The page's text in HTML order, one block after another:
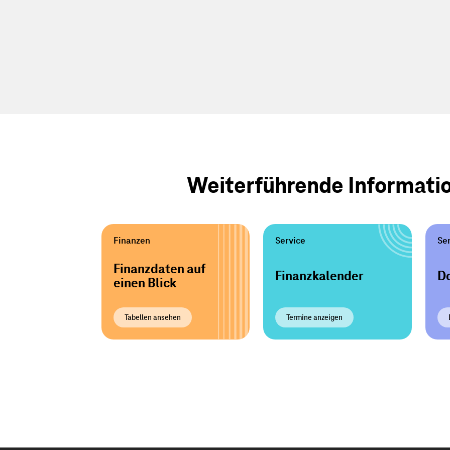
Weiterführende
Finanzen
Finanzdaten auf
einen Blick
Tabellen ansehen
Service
Finanzkalender
Termine anzeigen